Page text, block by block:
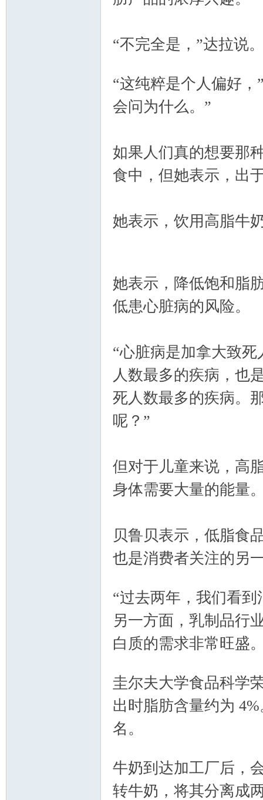
“不完全是，”达拉说
“这纯粹是个人偏好
会问为什么。”
如果人们真的想要那
食中，但她表示，出
她表示，饮用高脂牛
她表示，降低饱和脂
低患心脏病的风险。
“心脏病是加拿大致
人数最多的疾病，也
死人数最多的疾病。
呢？”
但对于儿童来说，高
身体需要大量的能量
贝鲁贝表示，低脂食
也是消费者关注的另
“过去两年，我们看
另一方面，乳制品行
白质的需求非常旺盛
圭尔夫大学食品科学
出时脂肪含量约为
名。
牛奶到达加工厂后，
转牛奶，将其分离成